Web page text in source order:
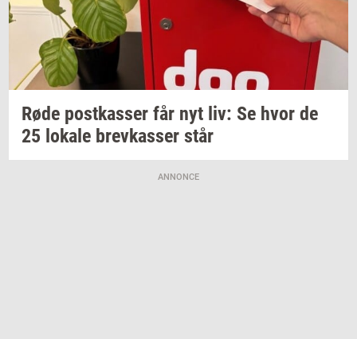
Røde po­st­kas­ser får nyt liv: Se hvor de
25 lo­ka­le brev­kas­ser står
ANNONCE